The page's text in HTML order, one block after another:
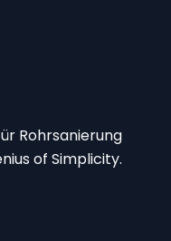
Rohrsanierung
of Simplicity.